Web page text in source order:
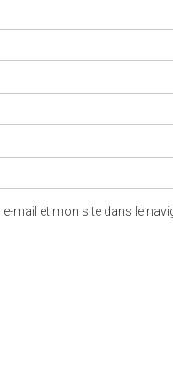
mail et mon site dans le